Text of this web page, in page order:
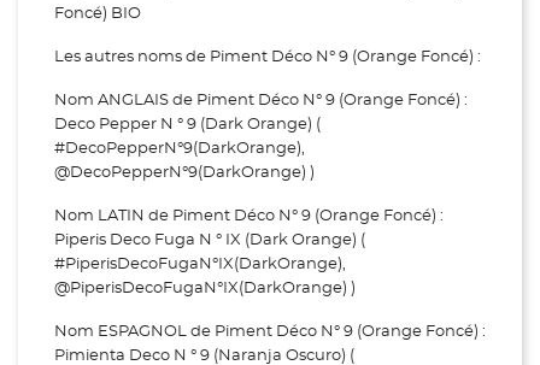
Foncé) BIO
Les autres noms de Piment Déco N° 9 (Orange Foncé) :
Nom ANGLAIS de Piment Déco N° 9 (Orange Foncé) :
Deco Pepper N ° 9 (Dark Orange) (
#DecoPepperN°9(DarkOrange),
@DecoPepperN°9(DarkOrange) )
Nom LATIN de Piment Déco N° 9 (Orange Foncé) :
Piperis Deco Fuga N ° IX (Dark Orange) (
#PiperisDecoFugaN°IX(DarkOrange),
@PiperisDecoFugaN°IX(DarkOrange) )
Nom ESPAGNOL de Piment Déco N° 9 (Orange Foncé) :
Pimienta Deco N ° 9 (Naranja Oscuro) (